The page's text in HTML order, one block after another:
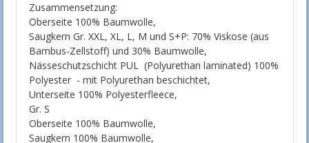
Zusammensetzung:
Oberseite 100% Baumwolle,
Saugkern Gr. XXL, XL, L, M und S+P: 70% Viskose (aus
Bambus-Zellstoff) und 30% Baumwolle,
Nässeschutzschicht PUL (Polyurethan laminated) 100%
Polyester - mit Polyurethan beschichtet,
Unterseite 100% Polyesterfleece,
Gr. S
Oberseite 100% Baumwolle,
Saugkern 100% Baumwolle,